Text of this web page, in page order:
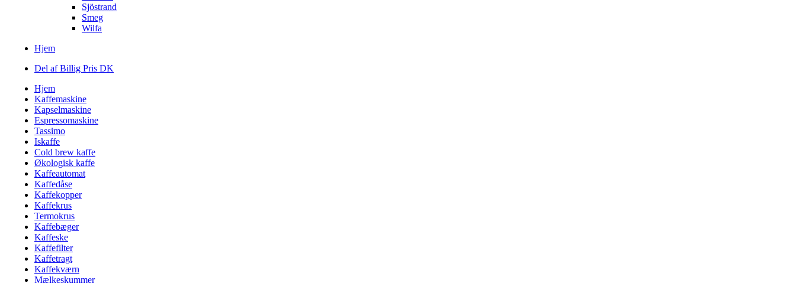
Sjöstrand
Smeg
Wilfa
Hjem
Del af Billig Pris DK
Hjem
Kaffemaskine
Kapselmaskine
Espressomaskine
Tassimo
Iskaffe
Cold brew kaffe
Økologisk kaffe
Kaffeautomat
Kaffedåse
Kaffekopper
Kaffekrus
Termokrus
Kaffebæger
Kaffeske
Kaffefilter
Kaffetragt
Kaffekværn
Mælkeskummer